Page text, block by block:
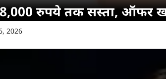
रुपये तक सस्ता, ऑफर
2026